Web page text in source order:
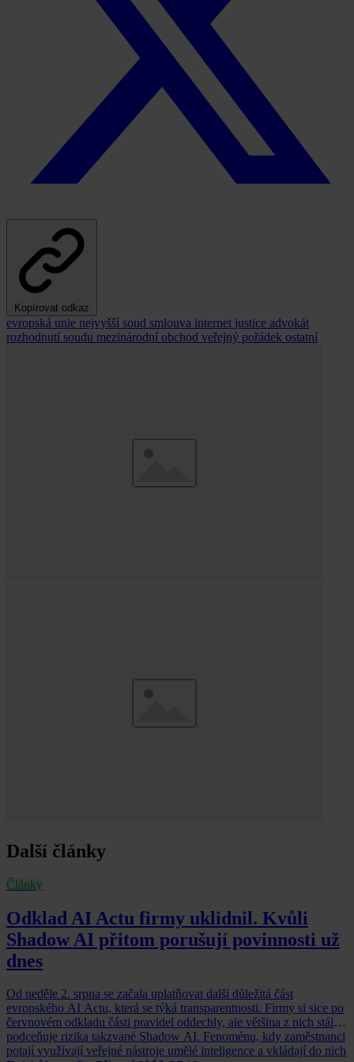
Kopírovat odkaz
evropská unie nejvyšší soud smlouva internet justice advokát
rozhodnutí soudu mezinárodní obchod veřejný pořádek ostatní
Další články
Články
Odklad AI Actu firmy uklidnil. Kvůli
Shadow AI přitom porušují povinnosti už
dnes
Od neděle 2. srpna se začala uplatňovat další důležitá část
evropského AI Actu, která se týká transparentnosti. Firmy si sice po
červnovém odkladu části pravidel oddechly, ale většina z nich stále
podceňuje rizika takzvané Shadow AI. Fenoménu, kdy zaměstnanci
potají využívají veřejné nástroje umělé inteligence a vkládají do nich